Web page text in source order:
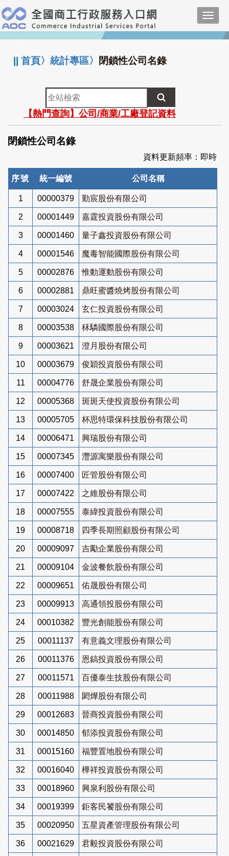
跳
到
主
要
:::
||首頁〉統計專區〉 閉鎖性公司名錄
全
站
檢
索
【熱門查詢】公司/商業/工廠登記資料
閉鎖性公司名錄
資料更新頻率：即時
序號 統一編號 公司名稱
1 00000379 勤宸股份有限公司
2 00001449 嘉霆投資股份有限公司
3 00001460 量子鑫投資股份有限公司
4 00001546 魔毒智能國際股份有限公司
5 00002876 惟動運動股份有限公司
6 00002881 鼎旺蜜醬燒烤股份有限公司
7 00003024 玄仁投資股份有限公司
8 00003538 秝驎國際股份有限公司
9 00003621 澄月股份有限公司
10 00003679 俊穎投資股份有限公司
11 00004776 舒晟企業股份有限公司
12 00005368 斑斑天使投資股份有限公司
13 00005705 杯思特環保科技股份有限公司
14 00006471 興瑞股份有限公司
15 00007345 灃源寓樂股份有限公司
16 00007400 匠管股份有限公司
17 00007422 之維股份有限公司
18 00007555 泰緯投資股份有限公司
19 00008718 四季長期照顧股份有限公司
20 00009097 吉勵企業股份有限公司
21 00009104 金波餐飲股份有限公司
22 00009651 佑晟股份有限公司
23 00009913 高通領投股份有限公司
24 00010382 豐光創能股份有限公司
25 00011137 有意義文理股份有限公司
26 00011376 恩鎬投資股份有限公司
27 00011571 百優泰生技股份有限公司
28 00011988 閎燁股份有限公司
29 00012683 晉商投資股份有限公司
30 00014850 郁添投資股份有限公司
31 00015160 福豐置地股份有限公司
32 00016040 樺祥投資股份有限公司
33 00018960 興泉利股份有限公司
34 00019399 鉅客民饕股份有限公司
35 00020950 五星資產管理股份有限公司
36 00021629 君毅投資股份有限公司